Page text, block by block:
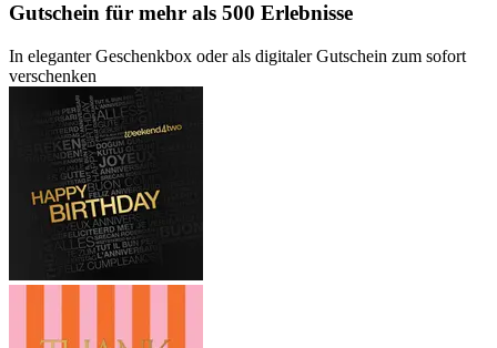
Gutschein für mehr als 500 Erlebnisse
In eleganter Geschenkbox oder als digitaler Gutschein zum sofort
verschenken